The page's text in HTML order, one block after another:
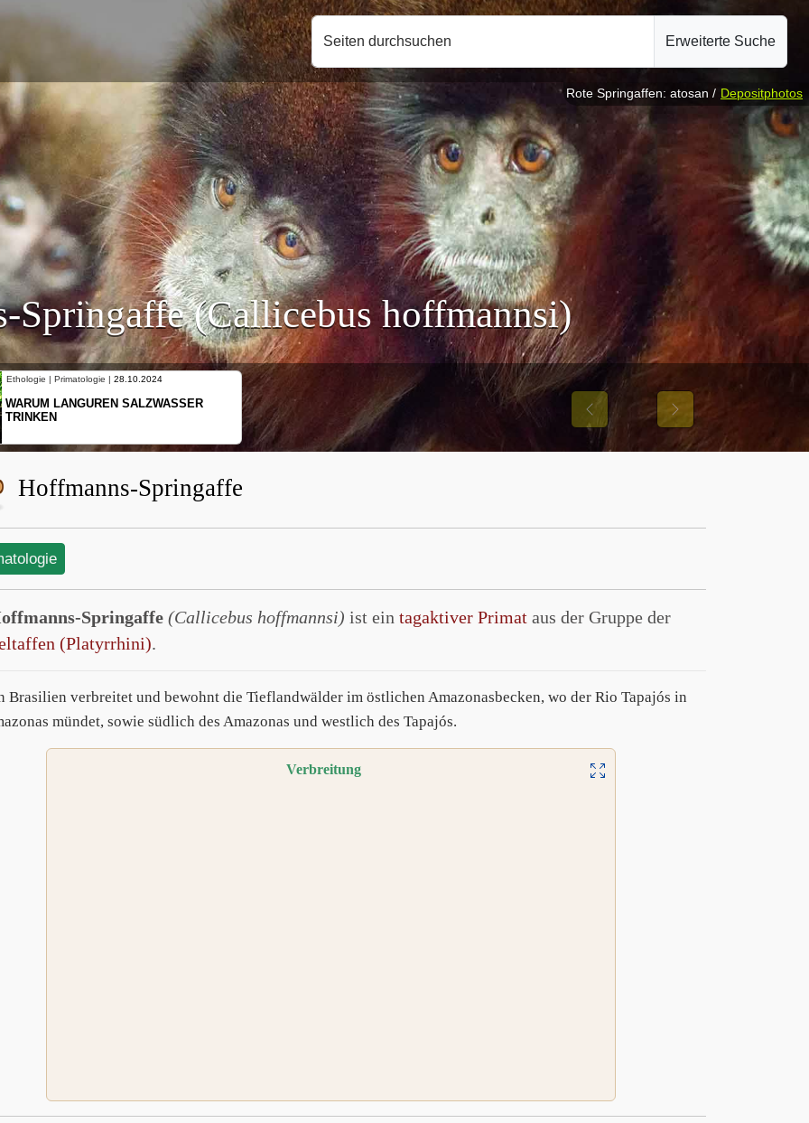
Seiten durchsuchen Erweiterte Suche
Springaffe (Callicebus hoffmannsi)
Ethologie | Primatologie |10.10.2024
NEUES VON WEIBLICHEN
SCHOPFGIBBONS UND IHRER
Previous Next
Rote Springaffen: atosan / Depositphotos
Hoffmanns-Springaffe
Springaffe (Callicebus hoffmannsi) ist ein tagaktiver Primat aus der Gruppe der
(Platyrrhini).
Brasilien verbreitet und bewohnt die Tieflandwälder im östlichen Amazonasbecken, wo der Rio Tapajós in
mündet, sowie südlich des Amazonas und westlich des Tapajós.
Verbreitung